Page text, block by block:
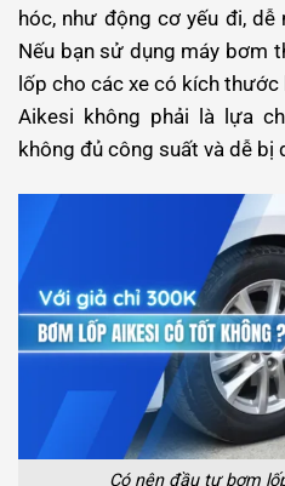
hóc, như động cơ yếu đi, dễ
Nếu bạn sử dụng máy bơm
lốp cho các xe có kích thước
Aikesi không phải là lựa
không đủ công suất và dễ bị
Có nên đầu tư bơm